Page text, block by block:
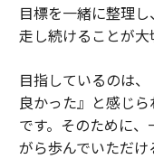
目標を一緒に整理
走し続けることが大
目指しているのは
良かった』と感じ
です。そのために
がら歩んでいただけ